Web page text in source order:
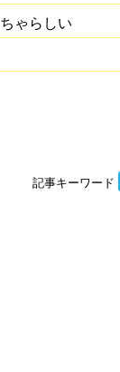
ゃらしい
記事キーワード